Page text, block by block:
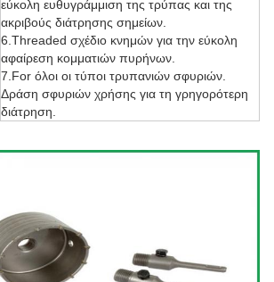
εύκολη ευθυγράμμιση της τρύπας και της
ακριβούς διάτρησης σημείων.
6.Threaded σχέδιο κνημών για την εύκολη
αφαίρεση κομματιών πυρήνων.
7.For όλοι οι τύποι τρυπανιών σφυριών.
Δράση σφυριών χρήσης για τη γρηγορότερη
διάτρηση.